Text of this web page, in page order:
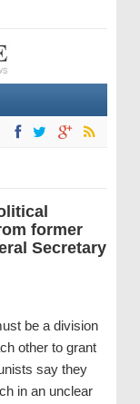
former
Secretary
be a division
other to grant
say they
in an unclear